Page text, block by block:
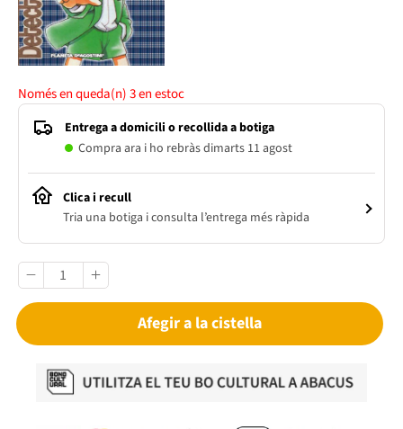
Només en queda(n)3en estoc
Entrega a domicili o recollida a botiga
Compra ara i ho rebràs dimarts 11 agost
Clica i recull
Tria una botiga i consulta l’entrega més ràpida
Afegir a la cistella